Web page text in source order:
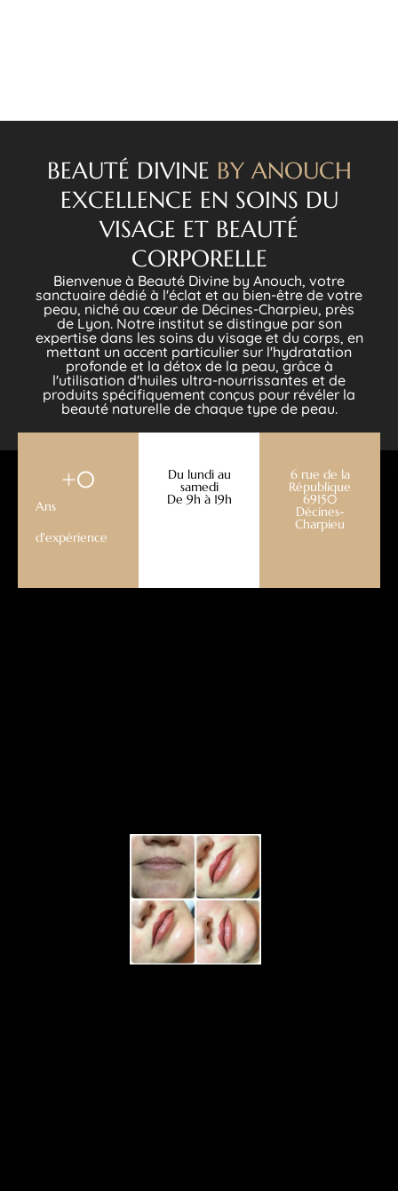
BEAUTÉ DIVINE BY ANOUCH
EXCELLENCE EN SOINS DU
VISAGE ET BEAUTÉ
CORPORELLE
Bienvenue à Beauté Divine by Anouch, votre
sanctuaire dédié à l'éclat et au bien-être de votre
peau, niché au cœur de Décines-Charpieu, près
de Lyon. Notre institut se distingue par son
expertise dans les soins du visage et du corps, en
mettant un accent particulier sur l'hydratation
profonde et la détox de la peau, grâce à
l'utilisation d'huiles ultra-nourrissantes et de
produits spécifiquement conçus pour révéler la
beauté naturelle de chaque type de peau.
Ans
d'expérience
+0 Du lundi au
samedi
De 9h à 19h
6 rue de la
République
69150
Décines-
Charpieu